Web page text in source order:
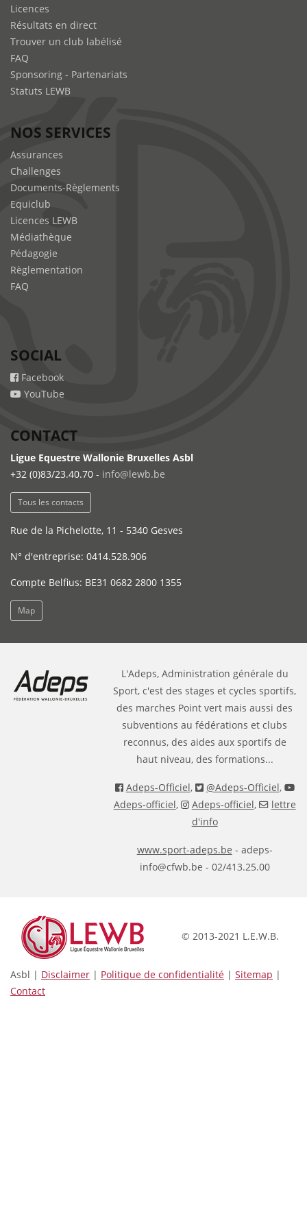
Licences
Résultats en direct
Trouver un club labélisé
FAQ
Sponsoring - Partenariats
Statuts LEWB
NOS SERVICES
Assurances
Challenges
Documents-Règlements
Equiclub
Licences LEWB
Médiathèque
Pédagogie
Règlementation
FAQ
SOCIAL
Facebook
YouTube
CONTACT
Ligue Equestre Wallonie Bruxelles Asbl
+32 (0)83/23.40.70 - info@lewb.be
Tous les contacts
Rue de la Pichelotte, 11 - 5340 Gesves
N° d'entreprise: 0414.528.906
Compte Belfius: BE31 0682 2800 1355
Map
L'Adeps, Administration générale du
Sport, c'est des stages et cycles sportifs,
des marches Point vert mais aussi des
subventions au fédérations et clubs
reconnus, des aides aux sportifs de
haut niveau, des formations...
Adeps-Officiel, @Adeps-Officiel,
Adeps-officiel, Adeps-officiel,
lettre
d'info
www.sport-adeps.be - adeps-
info@cfwb.be - 02/413.25.00
© 2013-2021 L.E.W.B.
Asbl | Disclaimer | Politique de confidentialité | Sitemap |
Contact